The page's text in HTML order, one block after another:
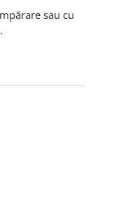
sau cu